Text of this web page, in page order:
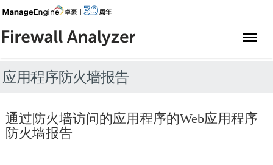
应用程序防火墙报告
通过防火墙访问的应用程序的Web应用程序
防火墙报告